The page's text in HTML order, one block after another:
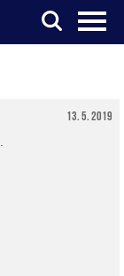
13. 5. 2019